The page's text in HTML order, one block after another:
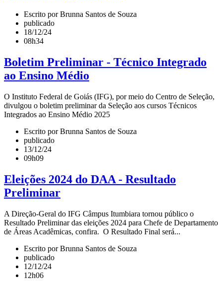
Escrito por Brunna Santos de Souza
publicado
18/12/24
08h34
Boletim Preliminar - Técnico Integrado
ao Ensino Médio
O Instituto Federal de Goiás (IFG), por meio do Centro de Seleção,
divulgou o boletim preliminar da Seleção aos cursos Técnicos
Integrados ao Ensino Médio 2025
Escrito por Brunna Santos de Souza
publicado
13/12/24
09h09
Eleições 2024 do DAA - Resultado
Preliminar
A Direção-Geral do IFG Câmpus Itumbiara tornou público o
Resultado Preliminar das eleições 2024 para Chefe de Departamento
de Áreas Acadêmicas, confira. O Resultado Final será...
Escrito por Brunna Santos de Souza
publicado
12/12/24
12h06